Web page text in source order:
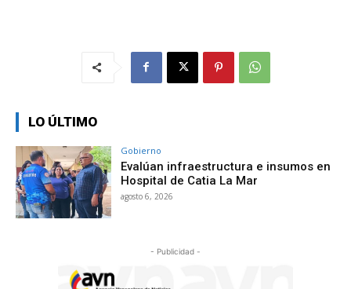
LO ÚLTIMO
Gobierno
Evalúan infraestructura e insumos en
Hospital de Catia La Mar
agosto 6, 2026
- Publicidad -